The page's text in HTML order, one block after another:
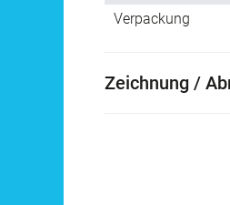
Verpackung
Zeichnung /